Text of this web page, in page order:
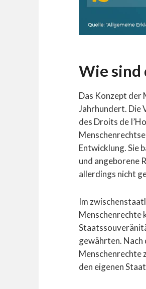
Wie sind
Das Konzept der
Jahrhundert. Die
des Droits de
Entwicklung. Sie
und angeborene
allerdings nicht
Im
Menschenrechte
gewährten. Nach
Menschenrechte
den eigenen